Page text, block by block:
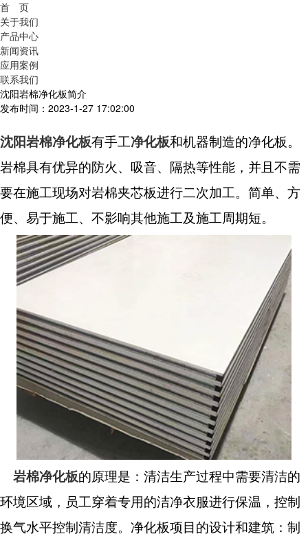
首 页
关于我们
产品中心
新闻资讯
应用案例
联系我们
沈阳岩棉净化板简介
发布时间：2023-1-27 17:02:00
沈阳岩棉净化板有手工净化板和机器制造的净化板。
岩棉具有优异的防火、吸音、隔热等性能，并且不需
要在施工现场对岩棉夹芯板进行二次加工。简单、方
便、易于施工、不影响其他施工及施工周期短。
岩棉净化板的原理是：清洁生产过程中需要清洁的
环境区域，员工穿着专用的洁净衣服进行保温，控制
换气水平控制清洁度。净化板项目的设计和建筑：制